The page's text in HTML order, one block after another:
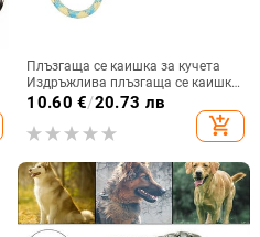
Плъзгаща се каишка за кучета
Издръжлива плъзгаща се каишка
с метален стопер Здраво
найлоново плетено въже Каишка
за обучение на кучета Каишка за
10.60 €/20.73 лв
add_shopping_cart